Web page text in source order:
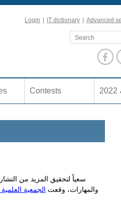
Login IT dictionary Advanced
Contests
سعياً لتحقيق المزيد من
والمهارات، وقعت الجمعية